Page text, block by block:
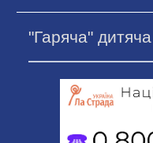
"Гаряча" дитяча